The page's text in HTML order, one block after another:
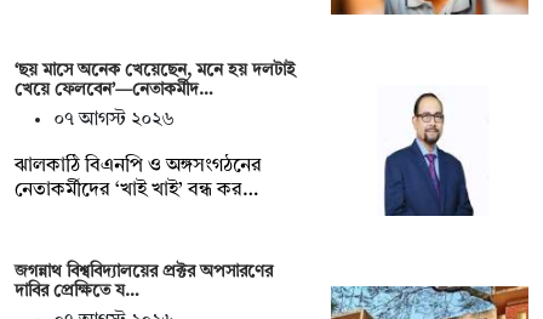
‘ছয় মাসে অনেক খেয়েছেন, মনে হয় দলটাই
খেয়ে ফেলবেন’—নেতাকর্মীদ…
০৭ আগস্ট ২০২৬
ঝালকাঠি বিএনপি ও অঙ্গসংগঠনের
নেতাকর্মীদের ‘খাই খাই’ বন্ধ কর…
জগন্নাথ বিশ্ববিদ্যালয়ের প্রক্টর অপসারণের
দাবির প্রেক্ষিতে য…